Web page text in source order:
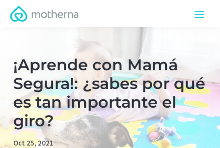
¡Aprende con Mamá
Segura!: ¿sabes por qué
es tan importante el
giro?
Oct 25, 2021